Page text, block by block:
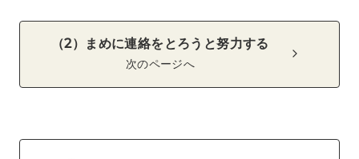
（2）まめに連絡をとろうと努力する
次のページへ